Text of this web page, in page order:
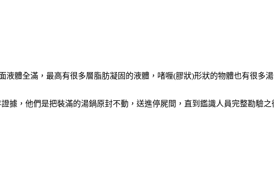
液體全滿，最高有很多層脂肪凝固的液體，啫喱(膠狀)形狀的物體也有很多
據，他們是把裝滿的湯鍋原封不動，送進停屍間，直到鑑識人員完整勘驗